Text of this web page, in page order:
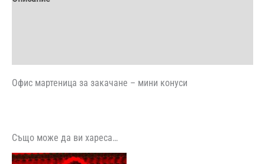
Офис мартеница за закачане – мини конуси
Също може да ви хареса…